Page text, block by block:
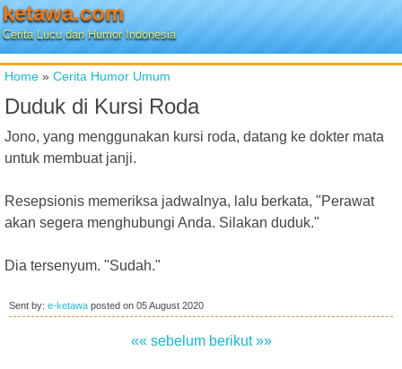
ketawa.com
Cerita Lucu dan Humor Indonesia
Home » Cerita Humor Umum
Duduk di Kursi Roda
Jono, yang menggunakan kursi roda, datang ke dokter mata
untuk membuat janji.
Resepsionis memeriksa jadwalnya, lalu berkata, "Perawat
akan segera menghubungi Anda. Silakan duduk."
Dia tersenyum. "Sudah."
Sent by: e-ketawa posted on 05 August 2020
«« sebelum berikut »»